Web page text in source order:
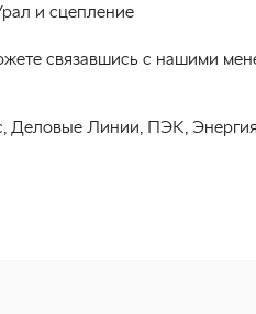
и сцепление
связавшись с нашими
Деловые Линии, ПЭК,